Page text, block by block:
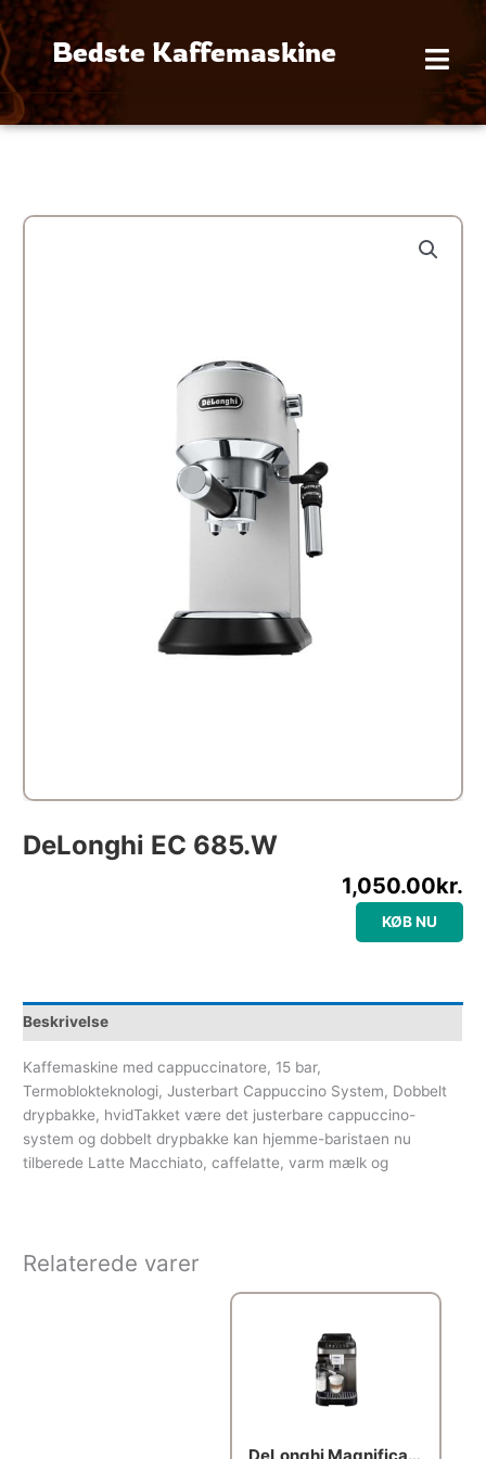
til
indholdetBedste Kaffemaskine
DeLonghi EC 685.W
1,050.00kr.
KØB NU
Beskrivelse
Kaffemaskine med cappuccinatore, 15 bar,
Termoblokteknologi, Justerbart Cappuccino System, Dobbelt
drypbakke, hvidTakket være det justerbare cappuccino-
system og dobbelt drypbakke kan hjemme-baristaen nu
tilberede Latte Macchiato, caffelatte, varm mælk og
Relaterede varer